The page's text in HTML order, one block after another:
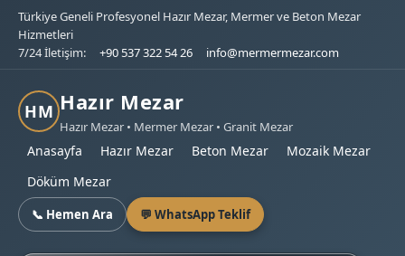
Türkiye Geneli Profesyonel Hazır Mezar, Mermer ve Beton Mezar
Hizmetleri
7/24 İletişim:
+90 537 322 54 26 info@mermermezar.com
HM Hazır Mezar
Hazır Mezar • Mermer Mezar • Granit Mezar
Anasayfa Hazır Mezar Beton Mezar
Mozaik Mezar
Döküm Mezar
📞 Hemen Ara 💬 WhatsApp Teklif